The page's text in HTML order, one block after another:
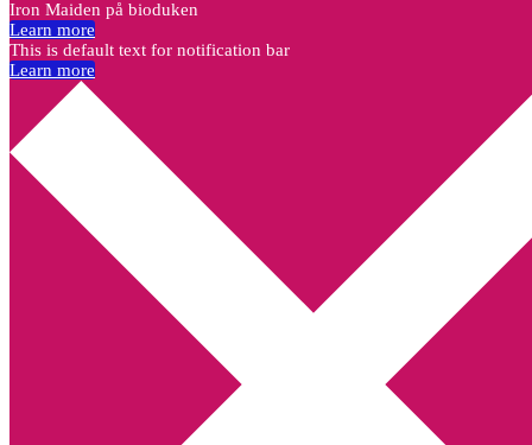
Iron Maiden på bioduken
Learn more
This is default text for notification bar
Learn more